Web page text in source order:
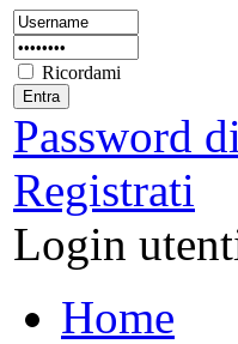
Ricordami
Password
Registrati
Login
Home